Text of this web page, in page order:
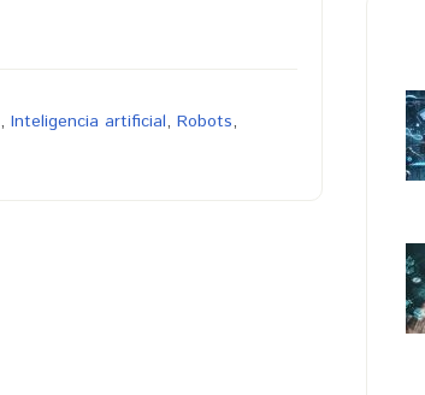
, Inteligencia artificial, Robots,